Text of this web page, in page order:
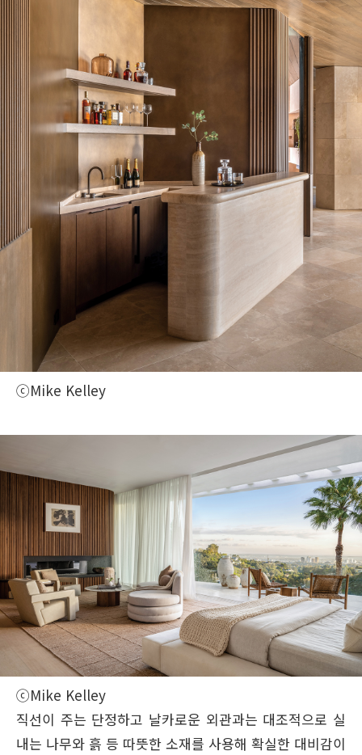
ⓒMike Kelley
ⓒMike Kelley
직선이 주는 단정하고 날카로운 외관과는 대조적으로 실
내는 나무와 흙 등 따뜻한 소재를 사용해 확실한 대비감이